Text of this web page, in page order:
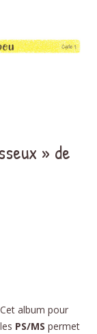
contenu
» de
Cet album pour
les PS/MS permet